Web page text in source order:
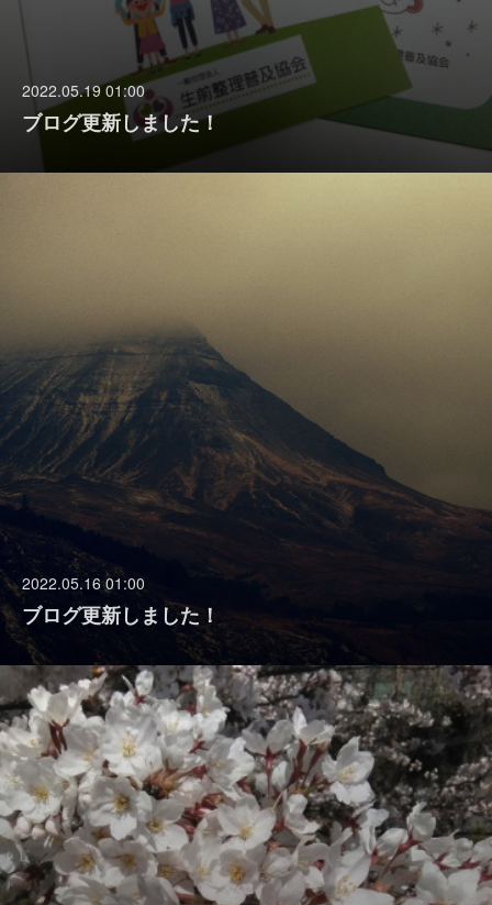
2022.05.19 01:00
ブログ更新しました！
2022.05.16 01:00
ブログ更新しました！